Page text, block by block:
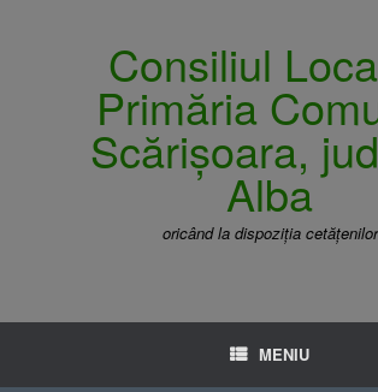
Consiliul
Primăria
Scărișoara,
Alba
oricând la dispoziția cetățenilor
MENIU